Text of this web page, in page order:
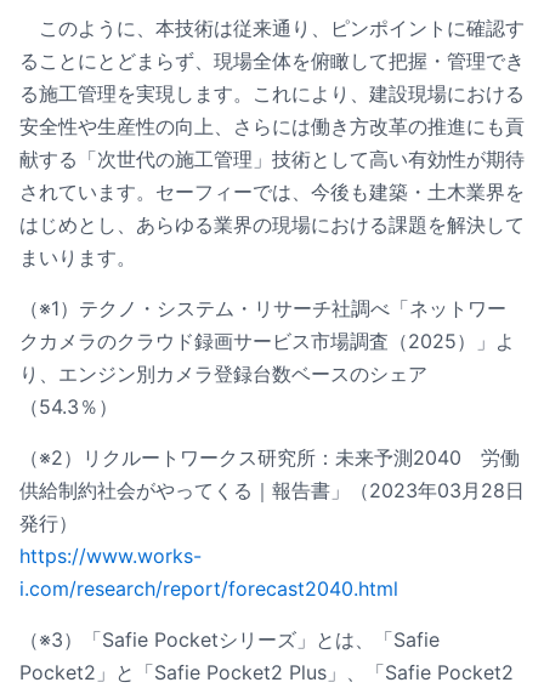
このように、本技術は従来通り、ピンポイントに確認す
ることにとどまらず、現場全体を俯瞰して把握・管理でき
る施工管理を実現します。これにより、建設現場における
安全性や生産性の向上、さらには働き方改革の推進にも貢
献する「次世代の施工管理」技術として高い有効性が期待
されています。セーフィーでは、今後も建築・土木業界を
はじめとし、あらゆる業界の現場における課題を解決して
まいります。
（※1）テクノ・システム・リサーチ社調べ「ネットワー
クカメラのクラウド録画サービス市場調査（2025）」よ
り、エンジン別カメラ登録台数ベースのシェア
（54.3％）
（※2）リクルートワークス研究所：未来予測2040 労働
供給制約社会がやってくる｜報告書」（2023年03月28日
発行）
https://www.works-
i.com/research/report/forecast2040.html
（※3）「Safie Pocketシリーズ」とは、「Safie
Pocket2」と「Safie Pocket2 Plus」、「Safie Pocket2